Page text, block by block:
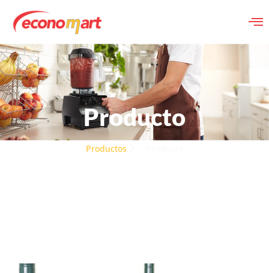
Producto
Productos